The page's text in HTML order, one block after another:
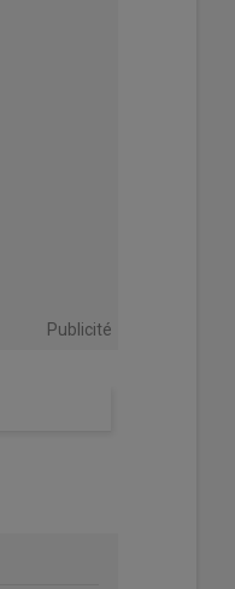
Publicité